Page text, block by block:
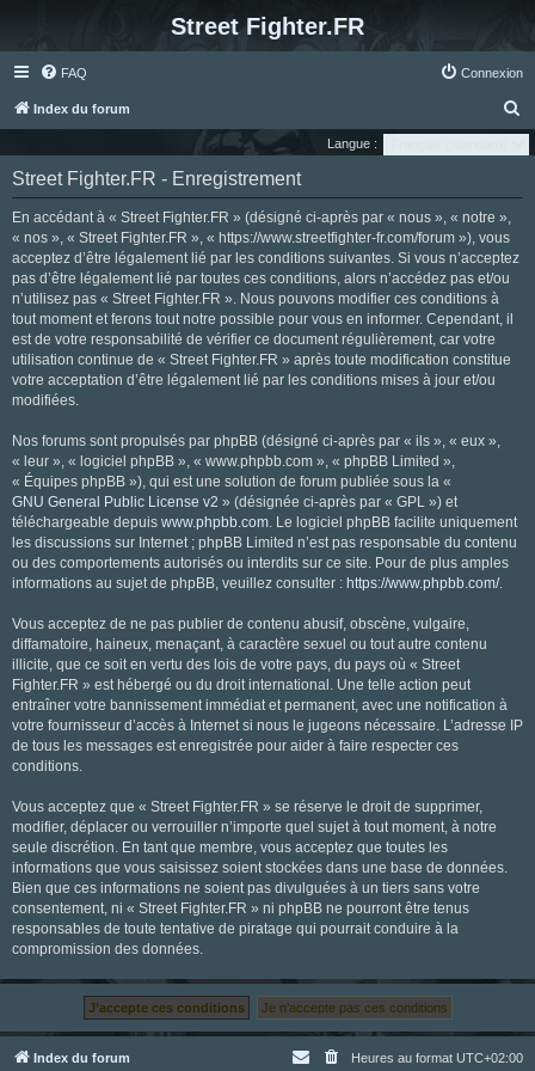
Street Fighter.FR
FAQ Connexion
Index du forum
e
Langue :
Street Fighter.FR - Enregistrement
En accédant à « Street Fighter.FR » (désigné ci-après par « nous », « notre »,
« nos », « Street Fighter.FR », « https://www.streetfighter-fr.com/forum »), vous
acceptez d’être légalement lié par les conditions suivantes. Si vous n’acceptez
pas d’être légalement lié par toutes ces conditions, alors n’accédez pas et/ou
n’utilisez pas « Street Fighter.FR ». Nous pouvons modifier ces conditions à
tout moment et ferons tout notre possible pour vous en informer. Cependant, il
est de votre responsabilité de vérifier ce document régulièrement, car votre
utilisation continue de « Street Fighter.FR » après toute modification constitue
votre acceptation d’être légalement lié par les conditions mises à jour et/ou
modifiées.
Nos forums sont propulsés par phpBB (désigné ci-après par « ils », « eux »,
« leur », « logiciel phpBB », « www.phpbb.com », « phpBB Limited »,
« Équipes phpBB »), qui est une solution de forum publiée sous la «
GNU General Public License v2 » (désignée ci-après par « GPL ») et
téléchargeable depuis www.phpbb.com. Le logiciel phpBB facilite uniquement
les discussions sur Internet ; phpBB Limited n’est pas responsable du contenu
ou des comportements autorisés ou interdits sur ce site. Pour de plus amples
informations au sujet de phpBB, veuillez consulter : https://www.phpbb.com/.
Vous acceptez de ne pas publier de contenu abusif, obscène, vulgaire,
diffamatoire, haineux, menaçant, à caractère sexuel ou tout autre contenu
illicite, que ce soit en vertu des lois de votre pays, du pays où « Street
Fighter.FR » est hébergé ou du droit international. Une telle action peut
entraîner votre bannissement immédiat et permanent, avec une notification à
votre fournisseur d’accès à Internet si nous le jugeons nécessaire. L’adresse IP
de tous les messages est enregistrée pour aider à faire respecter ces
conditions.
Vous acceptez que « Street Fighter.FR » se réserve le droit de supprimer,
modifier, déplacer ou verrouiller n’importe quel sujet à tout moment, à notre
seule discrétion. En tant que membre, vous acceptez que toutes les
informations que vous saisissez soient stockées dans une base de données.
Bien que ces informations ne soient pas divulguées à un tiers sans votre
consentement, ni « Street Fighter.FR » ni phpBB ne pourront être tenus
responsables de toute tentative de piratage qui pourrait conduire à la
compromission des données.
Index du forum Heures au format UTC+02:00